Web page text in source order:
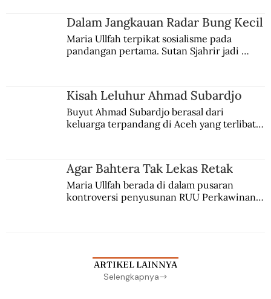
Jules Verne, Multatuli, hingga Sun Yat-sen.
Dalam Jangkauan Radar Bung Kecil
Maria Ullfah terpikat sosialisme pada
pandangan pertama. Sutan Sjahrir jadi
Kisah Leluhur Ahmad Subardjo
Buyut Ahmad Subardjo berasal dari
keluarga terpandang di Aceh yang terlibat
Agar Bahtera Tak Lekas Retak
Maria Ullfah berada di dalam pusaran
kontroversi penyusunan RUU Perkawinan.
ARTIKEL LAINNYA
Selengkapnya